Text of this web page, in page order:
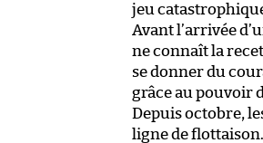
jeu
Avant l’arrivée
ne connaît la
se donner du
grâce au pouvoir
Depuis octobre,
ligne de flottaison.